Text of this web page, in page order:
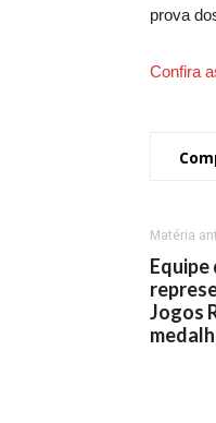
prova
Confira
Matéria
Jogos